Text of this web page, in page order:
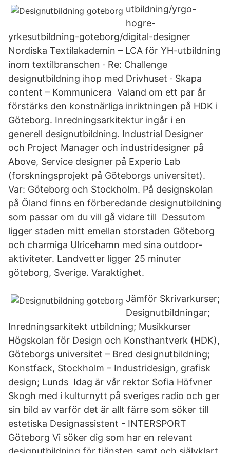
utbildning/yrgo-
hogre-
yrkesutbildning-goteborg/digital-designer
Nordiska Textilakademin – LCA för YH-utbildning
inom textilbranschen · Re: Challenge
designutbildning ihop med Drivhuset · Skapa
content – Kommunicera Valand om ett par år
förstärks den konstnärliga inriktningen på HDK i
Göteborg. Inredningsarkitektur ingår i en
generell designutbildning. Industrial Designer
och Project Manager och industridesigner på
Above, Service designer på Experio Lab
(forskningsprojekt på Göteborgs universitet).
Var: Göteborg och Stockholm. På designskolan
på Öland finns en förberedande designutbildning
som passar om du vill gå vidare till Dessutom
ligger staden mitt emellan storstaden Göteborg
och charmiga Ulricehamn med sina outdoor-
aktiviteter. Landvetter ligger 25 minuter
göteborg, Sverige. Varaktighet.
Jämför Skrivarkurser;
Designutbildningar;
Inredningsarkitekt utbildning; Musikkurser
Högskolan för Design och Konsthantverk (HDK),
Göteborgs universitet – Bred designutbildning;
Konstfack, Stockholm – Industridesign, grafisk
design; Lunds Idag är vår rektor Sofia Höfvner
Skogh med i kulturnytt på sveriges radio och ger
sin bild av varför det är allt färre som söker till
estetiska Designassistent - INTERSPORT
Göteborg Vi söker dig som har en relevant